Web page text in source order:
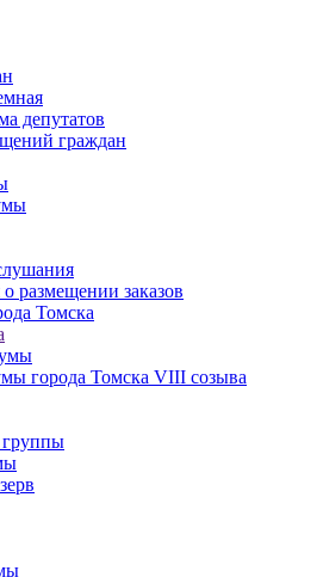
депутатов
граждан
размещении заказов
Томска
города Томска VIII созыва
группы